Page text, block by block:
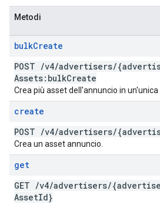
Metodi
bulkCreate
POST /v4/advertisers/
Assets:bulkCreate
Crea più asset dell'annuncio in un'unica
create
POST /v4/advertisers/
Crea un asset annuncio.
get
GET /v4/advertisers/
AssetId}